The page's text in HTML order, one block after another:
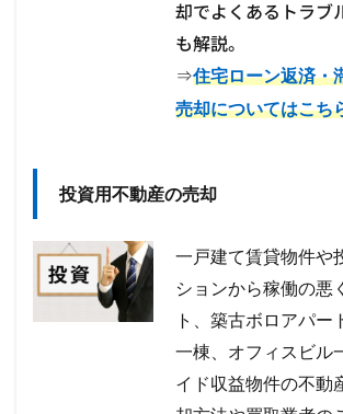
却でよくあるトラブ
も解説。
⇒住宅ローン返済・
売却についてはこち
投資用不動産の売却
一戸建て賃貸物件や
ションから稼働の悪
ト、築古ボロアパー
一棟、オフィスビル
イド収益物件の不動